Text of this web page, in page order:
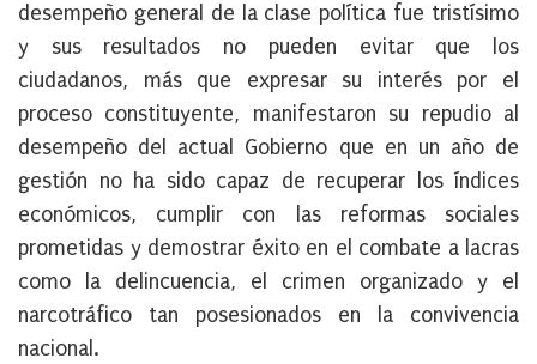
desempeño general de la clase política fue tristísimo
y sus resultados no pueden evitar que los
ciudadanos, más que expresar su interés por el
proceso constituyente, manifestaron su repudio al
desempeño del actual Gobierno que en un año de
gestión no ha sido capaz de recuperar los índices
económicos, cumplir con las reformas sociales
prometidas y demostrar éxito en el combate a lacras
como la delincuencia, el crimen organizado y el
narcotráfico tan posesionados en la convivencia
nacional.